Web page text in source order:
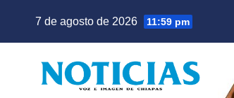
7 de agosto de 2026 11:59 pm